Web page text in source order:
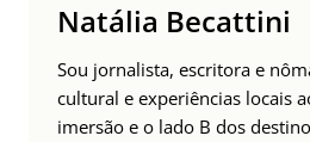
Natália Becattini
Sou jornalista, escritora e
cultural e experiências locais
imersão e o lado B dos